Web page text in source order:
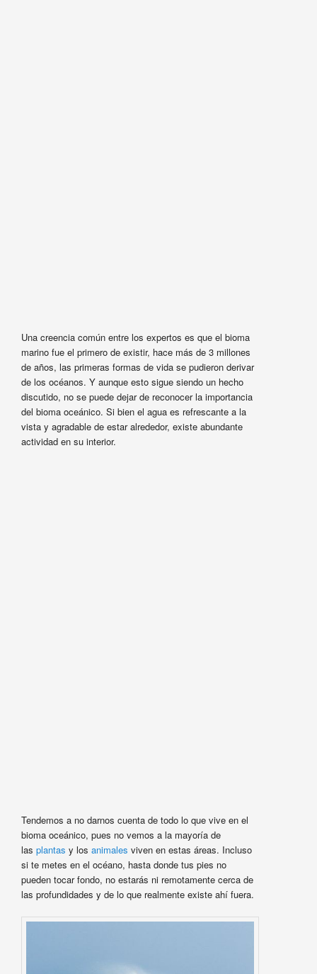
Una creencia común entre los expertos es que el bioma
marino fue el primero de existir, hace más de 3 millones
de años, las primeras formas de vida se pudieron derivar
de los océanos. Y aunque esto sigue siendo un hecho
discutido, no se puede dejar de reconocer la importancia
del bioma oceánico. Si bien el agua es refrescante a la
vista y agradable de estar alrededor, existe abundante
actividad en su interior.
Tendemos a no darnos cuenta de todo lo que vive en el
bioma oceánico, pues no vemos a la mayoría de
las plantas y los animales viven en estas áreas. Incluso
si te metes en el océano, hasta donde tus pies no
pueden tocar fondo, no estarás ni remotamente cerca de
las profundidades y de lo que realmente existe ahí fuera.